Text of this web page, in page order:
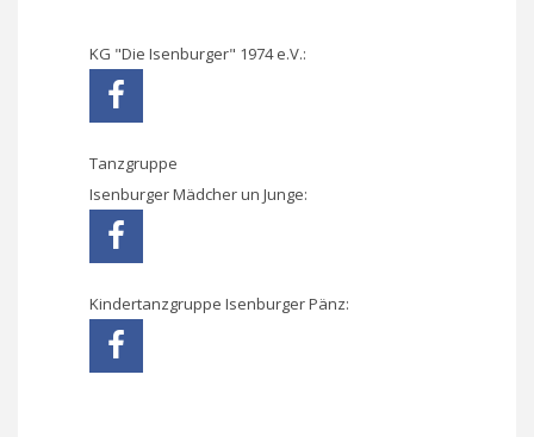
KG "Die Isenburger" 1974 e.V.:
Tanzgruppe
Isenburger Mädcher un Junge:
Kindertanzgruppe Isenburger Pänz: